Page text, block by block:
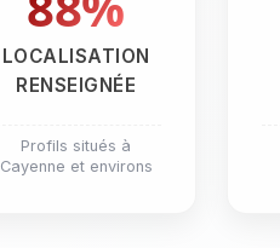
LOCALISATION
RENSEIGNÉE
Profils situés à
Cayenne et environs